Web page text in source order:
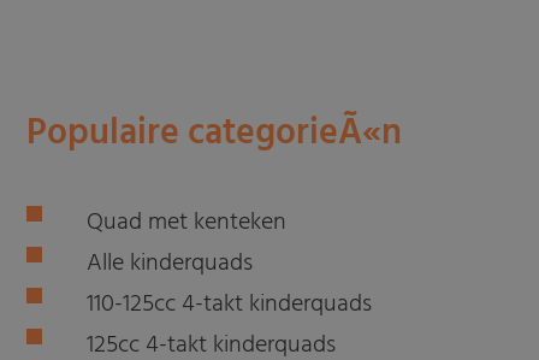
Populaire categorieÃ«n
Quad met kenteken
Alle kinderquads
110-125cc 4-takt kinderquads
125cc 4-takt kinderquads